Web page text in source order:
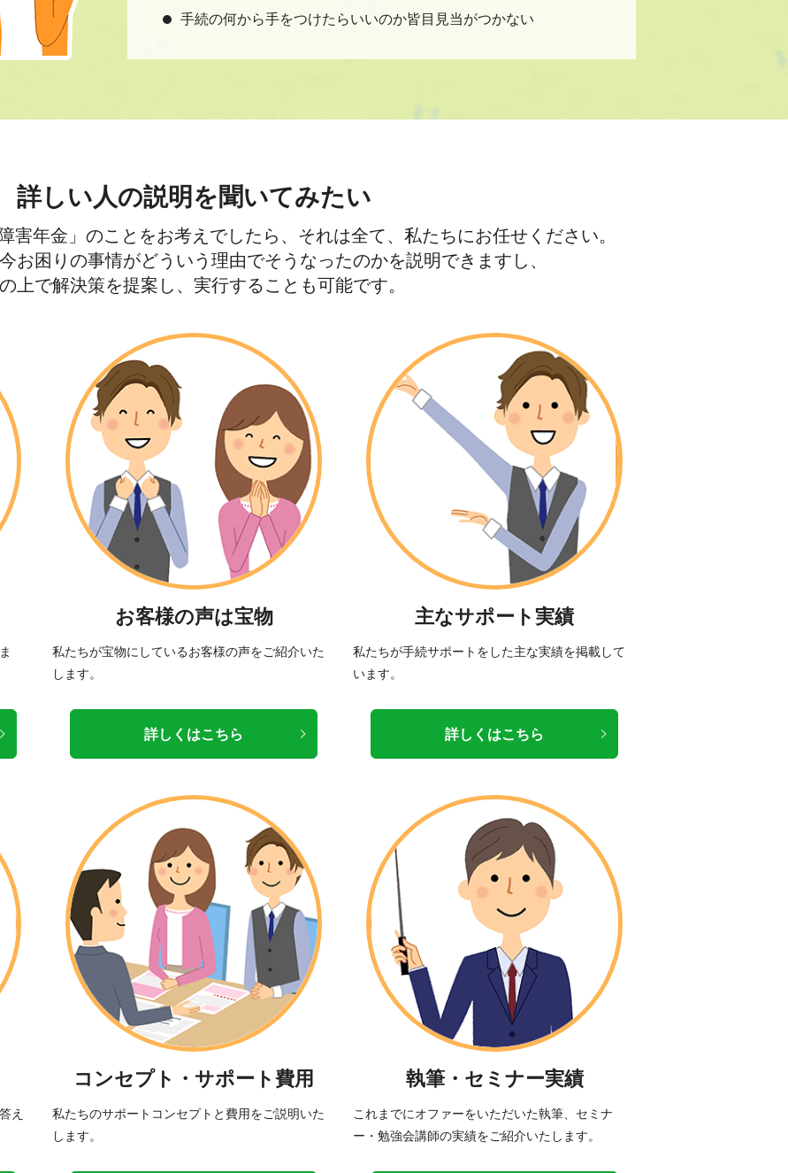
手続の何から手をつけたらいいのか皆目見当がつかない
詳しい人の説明を聞いてみたい
害年金」のことをお考えでしたら、それは全て、私たちにお任せください。
お困りの事情がどういう理由でそうなったのかを説明できますし、
上で解決策を提案し、実行することも可能です。
お客様の声は宝物
私たちが宝物にしているお客様の声をご紹介いた
します。
詳しくはこちら
主なサポート実績
私たちが手続サポートをした主な実績を掲載して
います。
詳しくはこちら
え
コンセプト・サポート費用
私たちのサポートコンセプトと費用をご説明いた
します。
執筆・セミナー実績
これまでにオファーをいただいた執筆、セミナ
ー・勉強会講師の実績をご紹介いたします。